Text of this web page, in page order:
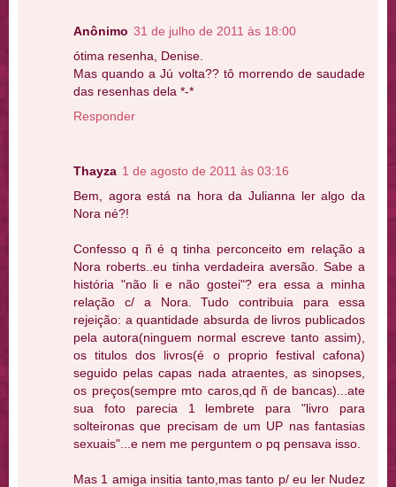
Anônimo 31 de julho de 2011 às 18:00
ótima resenha, Denise.
Mas quando a Jú volta?? tô morrendo de saudade
das resenhas dela *-*
Responder
Thayza 1 de agosto de 2011 às 03:16
Bem, agora está na hora da Julianna ler algo da
Nora né?!
Confesso q ñ é q tinha perconceito em relação a
Nora roberts..eu tinha verdadeira aversão. Sabe a
história "não li e não gostei"? era essa a minha
relação c/ a Nora. Tudo contribuia para essa
rejeição: a quantidade absurda de livros publicados
pela autora(ninguem normal escreve tanto assim),
os titulos dos livros(é o proprio festival cafona)
seguido pelas capas nada atraentes, as sinopses,
os preços(sempre mto caros,qd ñ de bancas)...ate
sua foto parecia 1 lembrete para "livro para
solteironas que precisam de um UP nas fantasias
sexuais"...e nem me perguntem o pq pensava isso.
Mas 1 amiga insitia tanto,mas tanto p/ eu ler Nudez